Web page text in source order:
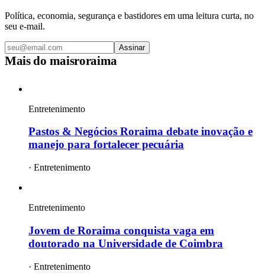
Política, economia, segurança e bastidores em uma leitura curta, no
seu e-mail.
Assinar
Mais do maisroraima
Entretenimento
Pastos & Negócios Roraima debate inovação e
manejo para fortalecer pecuária
· Entretenimento
Entretenimento
Jovem de Roraima conquista vaga em
doutorado na Universidade de Coimbra
· Entretenimento